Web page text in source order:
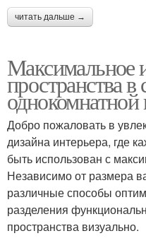
читать дальше →
Максимальное
пространства в
однокомнатной
Добро пожаловать в
дизайна интерьера, где
быть использован с
Независимо от размера
различные способы
разделения
пространства визуально.